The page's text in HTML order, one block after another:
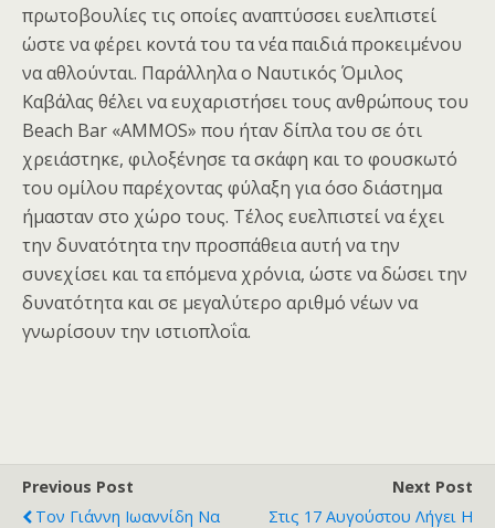
πρωτοβουλίες τις οποίες αναπτύσσει ευελπιστεί
ώστε να φέρει κοντά του τα νέα παιδιά προκειμένου
να αθλούνται. Παράλληλα ο Ναυτικός Όμιλος
Καβάλας θέλει να ευχαριστήσει τους ανθρώπους του
Beach Bar «AMMOS» που ήταν δίπλα του σε ότι
χρειάστηκε, φιλοξένησε τα σκάφη και το φουσκωτό
του ομίλου παρέχοντας φύλαξη για όσο διάστημα
ήμασταν στο χώρο τους. Τέλος ευελπιστεί να έχει
την δυνατότητα την προσπάθεια αυτή να την
συνεχίσει και τα επόμενα χρόνια, ώστε να δώσει την
δυνατότητα και σε μεγαλύτερο αριθμό νέων να
γνωρίσουν την ιστιοπλοΐα.
Previous Post
Τον Γιάννη Ιωαννίδη Να
Next Post
Στις 17 Αυγούστου Λήγει Η